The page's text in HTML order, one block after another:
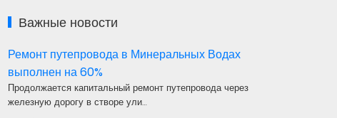
Важные новости
Ремонт путепровода в Минеральных Водах
выполнен на 60%
Продолжается капитальный ремонт путепровода через
железную дорогу в створе ули…